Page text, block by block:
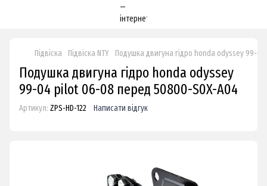
Підвіска Підвіска NTY Подушка двигуна гідро honda odyssey 99-
Подушка двигуна гідро honda odyssey
99-04 pilot 06-08 перед 50800-S0X-A04
Артикул: ZPS-HD-122 Написати відгук